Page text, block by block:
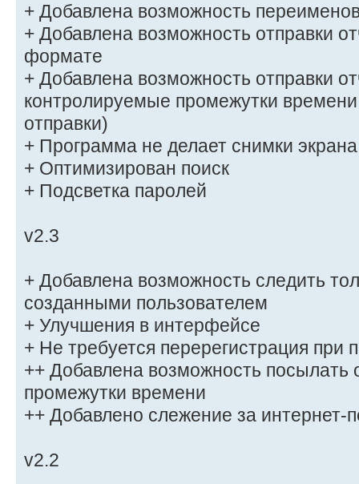
+ Добавлена возможность
+ Добавлена возможность отправки
формате
+ Добавлена возможность отправки
контролируемые промежутки
отправки)
+ Программа не делает снимки
+ Оптимизирован поиск
+ Подсветка паролей
v2.3
+ Добавлена возможность следить
созданными пользователем
+ Улучшения в интерфейсе
+ Не требуется перерегистрация при
++ Добавлена возможность
промежутки времени
++ Добавлено слежение за интернет-
v2.2